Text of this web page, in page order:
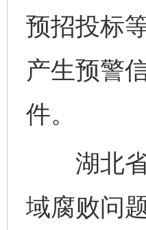
预招投标
产生预警
件。
湖北省
域腐败问